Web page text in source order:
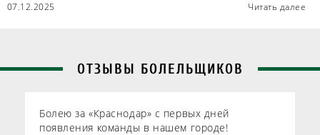
07.12.2025 Читать далее
ОТЗЫВЫ БОЛЕЛЬЩИКОВ
Болею за «Краснодар» с первых дней
появления команды в нашем городе!